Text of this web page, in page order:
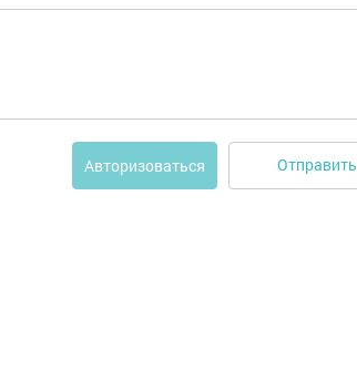
Авторизоваться Отправить